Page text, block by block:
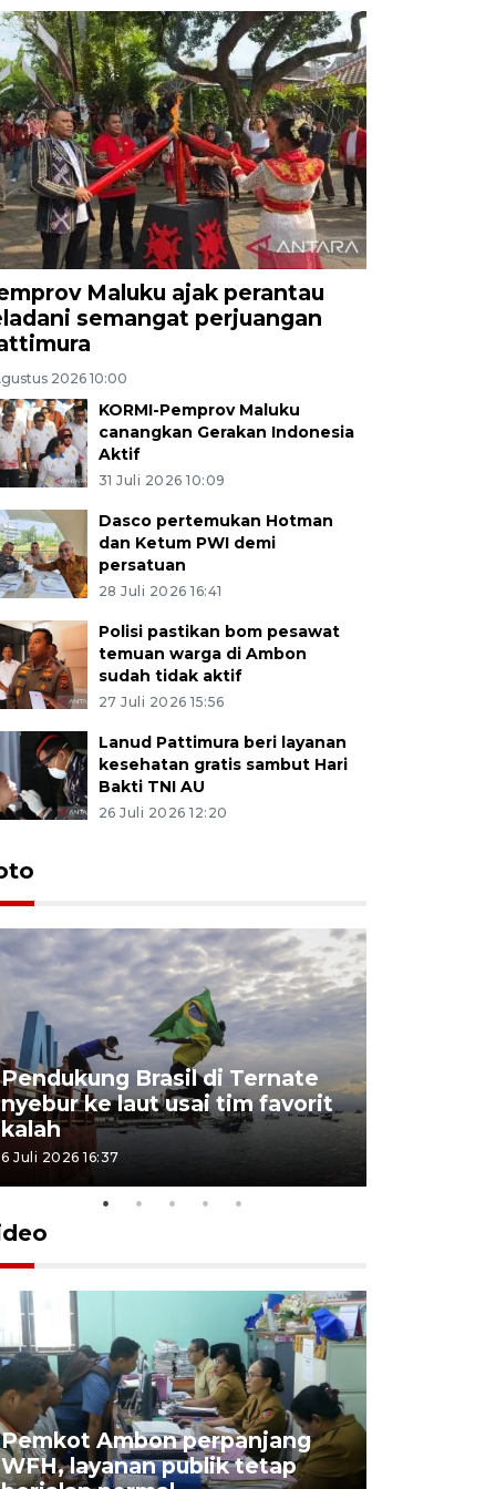
Maluku ajak perantau
semangat perjuangan
2026 10:00
KORMI-Pemprov Maluku
canangkan Gerakan Indonesia
Aktif
31 Juli 2026 10:09
Dasco pertemukan Hotman
dan Ketum PWI demi
persatuan
28 Juli 2026 16:41
Polisi pastikan bom pesawat
temuan warga di Ambon
sudah tidak aktif
27 Juli 2026 15:56
Lanud Pattimura beri layanan
kesehatan gratis sambut Hari
Bakti TNI AU
26 Juli 2026 12:20
Pendukung Brasil di Ternate
nyebur ke laut usai tim favorit
kalah
6 Juli 2026 16:37
Pemkot Ambon perpanjang
WFH, layanan publik tetap